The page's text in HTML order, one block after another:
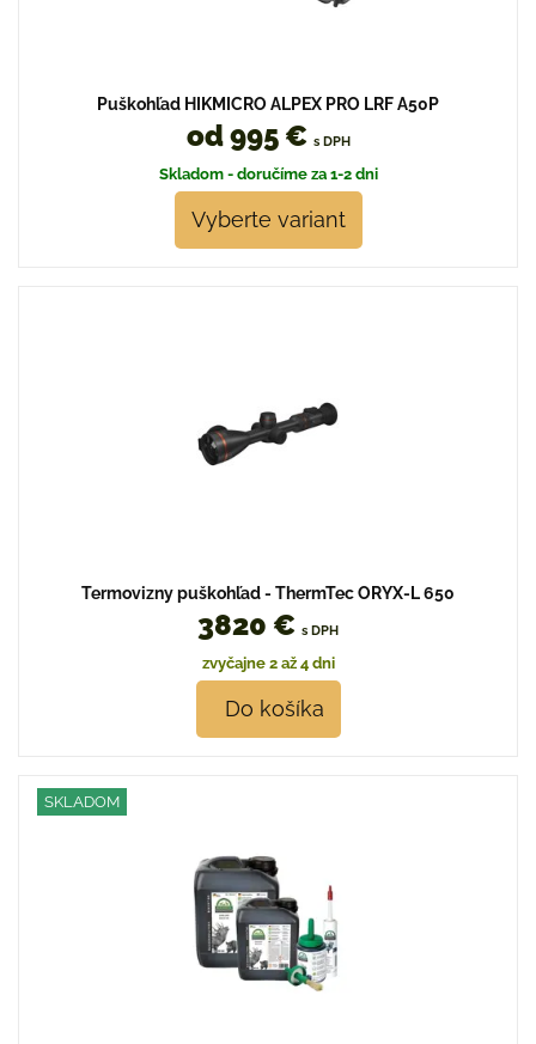
Puškohľad HIKMICRO ALPEX PRO LRF A50P
od 995 € s DPH
Skladom - doručíme za 1-2 dni
Vyberte variant
Termovizny puškohľad - ThermTec ORYX-L 650
3820 € s DPH
zvyčajne 2 až 4 dni
Do košíka
SKLADOM